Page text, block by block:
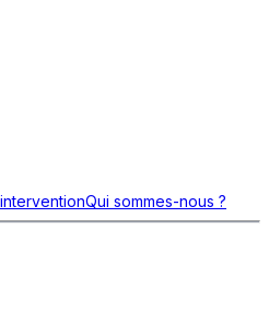
Qui sommes-nous ?